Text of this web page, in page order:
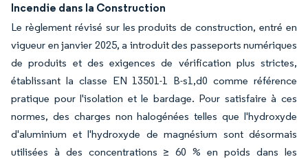
Incendie dans la Construction
Le règlement révisé sur les produits de construction, entré en
vigueur en janvier 2025, a introduit des passeports numériques
de produits et des exigences de vérification plus strictes,
établissant la classe EN 13501-1 B-s1,d0 comme référence
pratique pour l'isolation et le bardage. Pour satisfaire à ces
normes, des charges non halogénées telles que l'hydroxyde
d'aluminium et l'hydroxyde de magnésium sont désormais
utilisées à des concentrations ≥ 60 % en poids dans les